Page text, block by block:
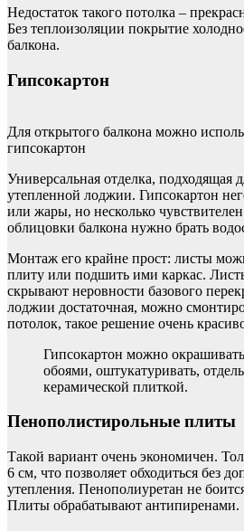
Недостаток такого потолка –
Без теплоизоляции покрытие
балкона.
Гипсокартон
Для открытого балкона можно
гипсокартон
Универсальная отделка, подходящая
утепленной лоджии. Гипсокартон
или жары, но несколько
облицовки балкона нужно брать
Монтаж его крайне прост: листы
плиту или подшить ими каркас.
скрывают неровности базового
лоджии достаточная, можно
потолок, такое решение очень
Гипсокартон можно
обоями, оштукатуривать,
керамической плиткой.
Пенополистирольные плиты
Такой вариант очень экономичен.
6 см, что позволяет обходиться без
утепления. Пенополиуретан не
Плиты обрабатывают антипиренами.